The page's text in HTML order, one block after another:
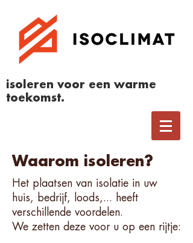
isoleren voor een warme
toekomst.
Waarom isoleren?
Het plaatsen van isolatie in uw
huis, bedrijf, loods,... heeft
verschillende voordelen.
We zetten deze voor u op een rijtje: